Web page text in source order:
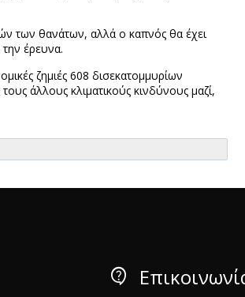
των θανάτων, αλλά ο καπνός θα έχει
έρευνα.
ζημιές 608 δισεκατομμυρίων
άλλους κλιματικούς κινδύνους μαζί,
contact_support